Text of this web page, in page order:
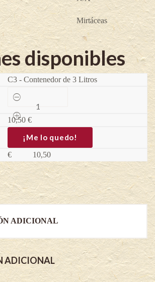
Mirtáceas
disponibles
C3 - Contenedor de 3 Litros
Mirto
Común
-
Myrtus
communis
quantity
10,50 €
¡Me lo quedo!
€ 10,50
ADICIONAL
ADICIONAL